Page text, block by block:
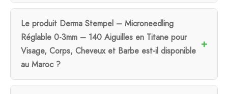
Le produit Derma Stempel – Microneedling
Réglable 0-3mm – 140 Aiguilles en Titane pour
Visage, Corps, Cheveux et Barbe est-il disponible
au Maroc ?